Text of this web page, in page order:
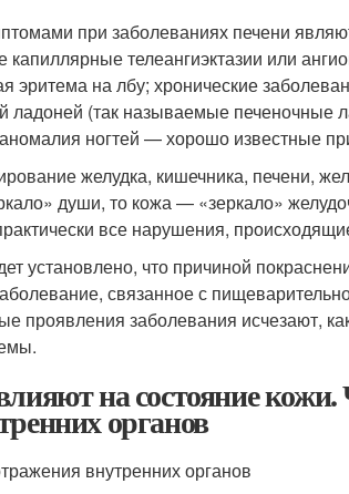
при заболеваниях печени
телеангиэктазии или
эритема на лбу; хронические
ладоней (так называемые печеночные
ногтей — хорошо известные
желудка, кишечника, печени,
души, то кожа — «зеркало»
все нарушения,
установлено, что причиной
связанное с
проявления заболевания исчезают,
на состояние
органов
внутренних органов